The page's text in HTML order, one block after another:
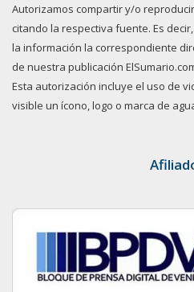
Autorizamos compartir y/o
citando la respectiva fuente. Es
la información la correspondiente
de nuestra publicación
Esta autorización incluye el uso de
visible un ícono, logo o marca de